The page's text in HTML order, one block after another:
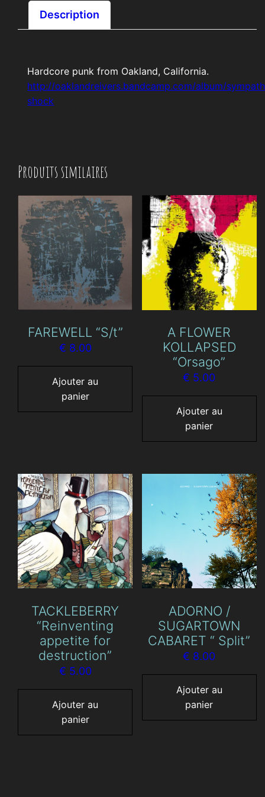
Description
Hardcore punk from Oakland, California.
http://oaklandreivers.bandcamp.com/album/
shock
Produits similaires
FAREWELL “S/t”
€ 8.00
Ajouter au
panier
A FLOWER
KOLLAPSED
“Orsago”
€ 5.00
Ajouter au
panier
TACKLEBERRY
“Reinventing
appetite for
destruction”
€ 5.00
Ajouter au
panier
ADORNO /
SUGARTOWN
CABARET “ Split”
€ 8.00
Ajouter au
panier